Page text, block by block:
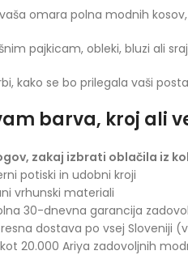
omara polna modnih
pajkicam, obleki, bluzi ali
kako se bo prilegala vaši
barva, kroj ali
zakaj izbrati oblačila iz
potiski in udobni kroji
vrhunski materiali
30-dnevna garancija
dostava po vsej Sloveniji
20.000 Ariya zadovoljnih